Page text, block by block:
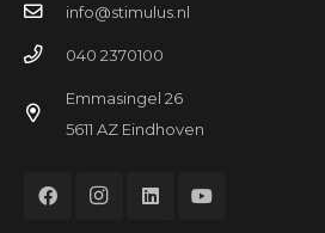
info@stimulus.nl
040 2370100
Emmasingel 26
5611 AZ Eindhoven